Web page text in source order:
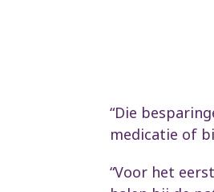
“Die
medicatie of
“Voor het